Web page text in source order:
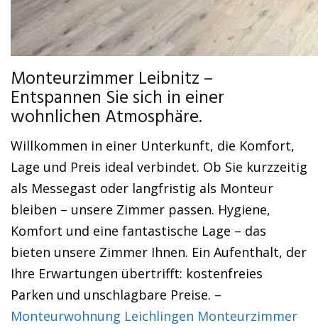
Monteurzimmer Leibnitz –
Entspannen Sie sich in einer
wohnlichen Atmosphäre.
Willkommen in einer Unterkunft, die Komfort,
Lage und Preis ideal verbindet. Ob Sie kurzzeitig
als Messegast oder langfristig als Monteur
bleiben – unsere Zimmer passen. Hygiene,
Komfort und eine fantastische Lage – das
bieten unsere Zimmer Ihnen. Ein Aufenthalt, der
Ihre Erwartungen übertrifft: kostenfreies
Parken und unschlagbare Preise. –
Monteurwohnung Leichlingen Monteurzimmer